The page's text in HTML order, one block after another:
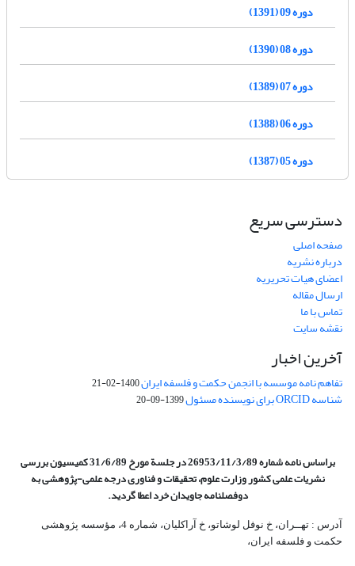
دوره 09 (1391)
دوره 08 (1390)
دوره 07 (1389)
دوره 06 (1388)
دوره 05 (1387)
دسترسی سریع
صفحه اصلی
درباره نشریه
اعضای هیات تحریریه
ارسال مقاله
تماس با ما
نقشه سایت
آخرین اخبار
تفاهم نامه موسسه با انجمن حکمت و فلسفه ایران1400-02-21
شناسه ORCID برای نویسنده مسئول 1399-09-20
براساس نامه شماره 26953/11/3/89 در جلسة مورخ 31/6/89 کمیسیون
بررسی
نشریات علمی کشور وزارت علوم، تحقیقات و فناوری درجه علمی‌-پژوهشیبه
دوفصلنامه جاویدان خرد اعطا گردید.
آدرس : تهــران، خ نوفل لوشاتو، خ آراکلیان، شماره 4،‌ مؤسسه پژوهشی
حکمت و فلسفه ایران،‌